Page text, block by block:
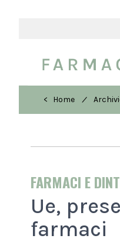
< Home /
FARMACI E
Ue,
farmaci